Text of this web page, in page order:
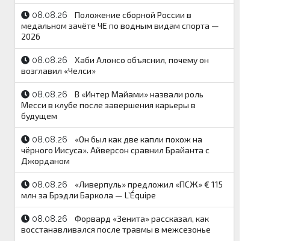
08.08.26
Положение сборной России в
медальном зачёте ЧЕ по водным видам спорта —
2026
08.08.26
Хаби Алонсо объяснил, почему он
возглавил «Челси»
08.08.26
В «Интер Майами» назвали роль
Месси в клубе после завершения карьеры в
будущем
08.08.26
«Он был как две капли похож на
чёрного Иисуса». Айверсон сравнил Брайанта с
Джорданом
08.08.26
«Ливерпуль» предложил «ПСЖ» € 115
млн за Брэдли Баркола — L’Équipe
08.08.26
Форвард «Зенита» рассказал, как
восстанавливался после травмы в межсезонье